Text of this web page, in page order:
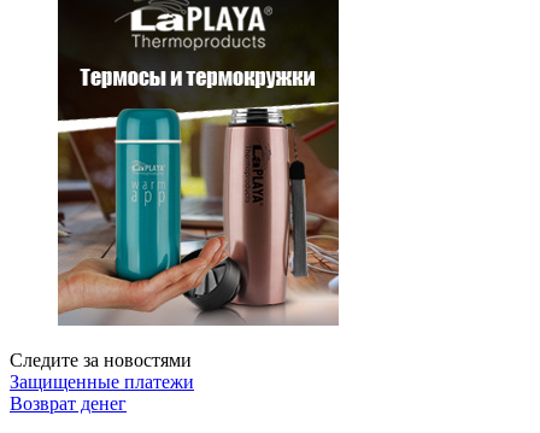
Следите за новостями
Защищенные платежи
Возврат денег